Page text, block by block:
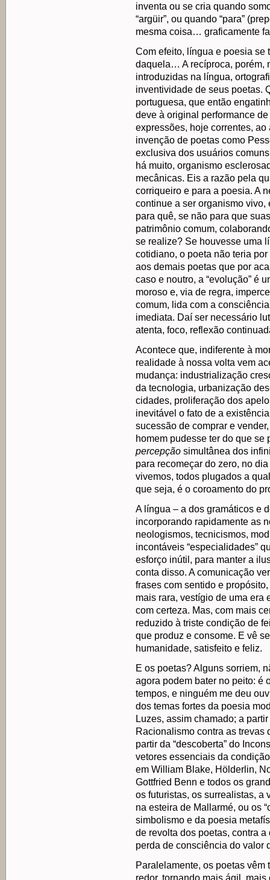
inventa ou se cria quando
“argüir”, ou quando “para”
mesma coisa… graficamente
Com efeito, língua e poesia se
daquela… A recíproca, porém,
introduzidas na língua,
inventividade de seus poetas.
portuguesa, que então
deve à original performance
expressões, hoje correntes,
invenção de poetas como
exclusiva dos usuários
há muito, organismo
mecânicas. Eis a razão pela
corriqueiro e para a poesia. A
continue a ser organismo vivo,
para quê, se não para que
patrimônio comum,
se realize? Se houvesse uma
cotidiano, o poeta não teria
aos demais poetas que por
caso e noutro, a “evolução” é
moroso e, via de regra,
comum, lida com a
imediata. Daí ser necessário
atenta, foco, reflexão
Acontece que, indiferente à
realidade à nossa volta vem
mudança: industrialização
da tecnologia, urbanização
cidades, proliferação dos
inevitável o fato de a
sucessão de comprar e
homem pudesse ter do que
percepção simultânea dos
para recomeçar do zero, no
vivemos, todos plugados a
que seja, é o coroamento do
A língua – a dos gramáticos e
incorporando rapidamente as
neologismos, tecnicismos,
incontáveis “especialidades”
esforço inútil, para manter a
conta disso. A comunicação
frases com sentido e
mais rara, vestígio de uma era
com certeza. Mas, com mais
reduzido à triste condição de
que produz e consome. E vê
humanidade, satisfeito e feliz.
E os poetas? Alguns sorriem,
agora podem bater no peito: é
tempos, e ninguém me deu
dos temas fortes da poesia
Luzes, assim chamado; a
Racionalismo contra as trevas
partir da “descoberta” do
vetores essenciais da
em William Blake, Hölderlin,
Gottfried Benn e todos os
os futuristas, os surrealistas, a
na esteira de Mallarmé, ou os
simbolismo e da poesia
de revolta dos poetas, contra
perda de consciência do valor
Paralelamente, os poetas
redor, tornando mais ágil,